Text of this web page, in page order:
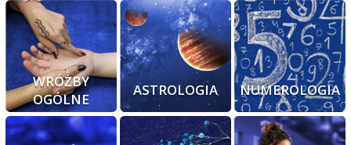
WRÓŻBY
OGÓLNE
ASTROLOGIA NUMEROLOGIA